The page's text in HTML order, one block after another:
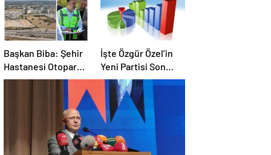
Başkan Biba: Şehir
Hastanesi Otoparkı
Bu Ay Hizmete
İşte Özgür Özel’in
Yeni Partisi Son
Anket !